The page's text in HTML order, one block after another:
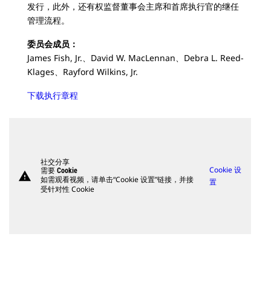
发行，此外，还有权监督董事会主席和首席执行官的继任
管理流程。
委员会成员：
James Fish, Jr.、David W. MacLennan、Debra L. Reed-
Klages、Rayford Wilkins, Jr.
下载执行章程
warning
社交分享
需要 Cookie
如需观看视频，请单击“Cookie 设置”链接，并接
受针对性 Cookie
Cookie 设
置